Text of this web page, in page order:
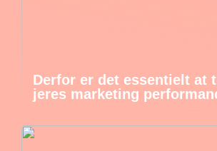
Derfor er det essentielt at
jeres marketing